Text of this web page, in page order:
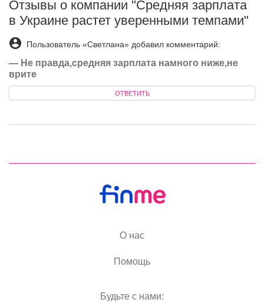
Отзывы о компании "Средняя зарплата
в Украине растет уверенными темпами"
Пользователь «Светлана» добавил комментарий:
— Не правда,средняя зарплата намного ниже,не
врите
ОТВЕТИТЬ
О нас
Помощь
Будьте с нами: